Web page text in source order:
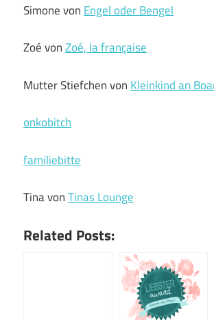
Simone von Engel oder Bengel
Zoé vonZoé, la française
Mutter Stiefchen von Kleinkind an
onkobitch
familiebitte
Tina vonTinas Lounge
Related Posts: